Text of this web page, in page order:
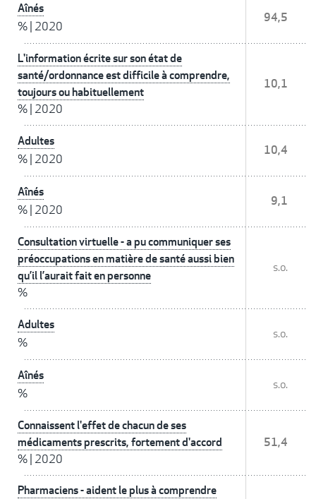
Aînés
% 2020
94,5
L'information écrite sur son état de
santé/ordonnance est difficile à comprendre,
toujours ou habituellement
% 2020
10,1
Adultes
% 2020
10,4
Aînés
% 2020
9,1
Consultation virtuelle - a pu communiquer ses
préoccupations en matière de santé aussi bien
qu’il l’aurait fait en personne
%
s.o.
Adultes
%
s.o.
Aînés
%
s.o.
Connaissent l'effet de chacun de ses
médicaments prescrits, fortement d'accord
% 2020
51,4
Pharmaciens - aident le plus à comprendre